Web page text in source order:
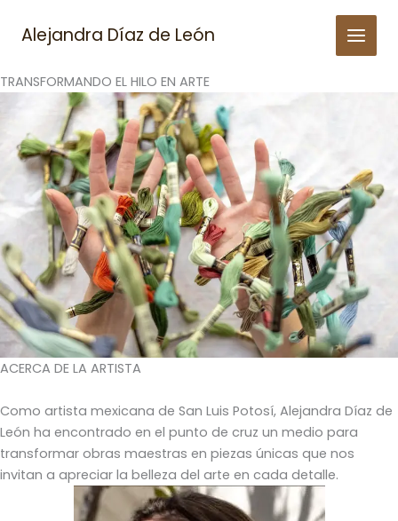
Alejandra Díaz de León
TRANSFORMANDO EL HILO EN ARTE
ACERCA DE LA ARTISTA
Como artista mexicana de San Luis Potosí, Alejandra Díaz de
León ha encontrado en el punto de cruz un medio para
transformar obras maestras en piezas únicas que nos
invitan a apreciar la belleza del arte en cada detalle.